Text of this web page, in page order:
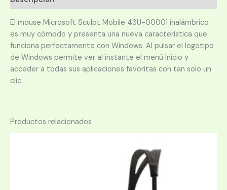
El mouse Microsoft Sculpt Mobile 43U-00001 inalámbrico
es muy cómodo y presenta una nueva característica que
funciona perfectamente con Windows. Al pulsar el logotipo
de Windows permite ver al instante el menú Inicio y
acceder a todas sus aplicaciones favoritas con tan solo un
clic.
Productos relacionados